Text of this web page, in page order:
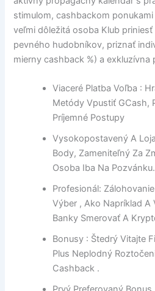
stimulom, cashbackom
veľmi dôležitá osoba Klub
pevného hudobníkov, priznať
mierny cashback %) a
Viaceré Platba Voľba :
Metódy Vpustiť GCash,
Príjemné Postupy
Vysokopostavený A
Body, Zameniteľný Za
Osoba Iba Na Pozvánku.
Profesionál:
Výber , Ako Napríklad A
Banky Smerovať A
Bonusy : Štedrý Vitajte
Plus Neplodný
Cashback .